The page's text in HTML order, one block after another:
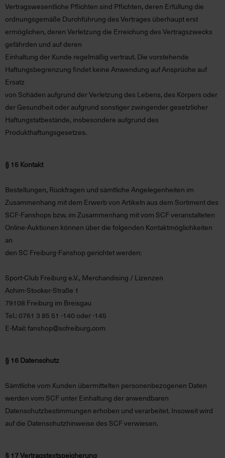
Vertragswesentliche Pflichten sind Pflichten, deren Erfüllung die
ordnungsgemäße Durchführung des Vertrages überhaupt erst
ermöglichen, deren Verletzung die Erreichung des Vertragszwecks
gefährden und auf deren
Einhaltung der Kunde regelmäßig vertraut. Die vorstehende
Haftungsbegrenzung findet keine Anwendung auf Ansprüche auf
Ersatz
von Schäden aufgrund der Verletzung des Lebens, des Körpers oder
der Gesundheit oder aufgrund sonstiger zwingender gesetzlicher
Haftungstatbestände, insbesondere aufgrund des
Produkthaftungsgesetzes.
§ 15 Kontakt
Bestellungen, Rückfragen und sämtliche Angelegenheiten im
Zusammenhang mit dem Erwerb von Artikeln aus dem Sortiment des
SCF-Fanshops bzw. im Zusammenhang mit vom SCF veranstalteten
Online-Auktionen können über die folgenden Kontaktmöglichkeiten
an
den SC Freiburg-Fanshop gerichtet werden:
Sport-Club Freiburg e.V., Merchandising / Lizenzen
Achim-Stocker-Straße 1
79108 Freiburg im Breisgau
Tel.: 0761 3 85 51 -140 oder -145
E-Mail: fanshop@scfreiburg.com
§ 16 Datenschutz
Sämtliche vom Kunden übermittelten personenbezogenen Daten
werden vom SCF unter Einhaltung der anwendbaren
Datenschutzbestimmungen erhoben und verarbeitet. Insoweit wird
auf die Datenschutzhinweise des SCF verwiesen.
§ 17 Vertragstextspeicherung